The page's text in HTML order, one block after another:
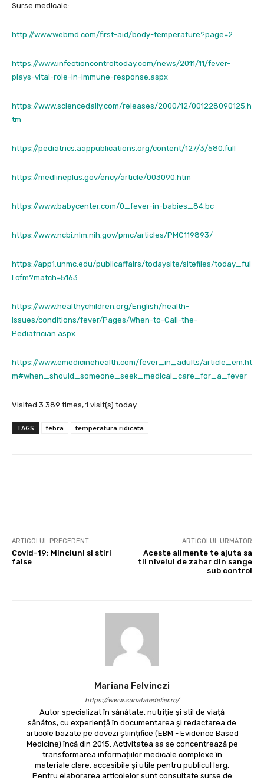
Surse medicale:
http://www.webmd.com/first-aid/body-temperature?page=2
https://www.infectioncontroltoday.com/news/2011/11/fever-
plays-vital-role-in-immune-response.aspx
https://www.sciencedaily.com/releases/2000/12/001228090125.h
tm
https://pediatrics.aappublications.org/content/127/3/580.full
https://medlineplus.gov/ency/article/003090.htm
https://www.babycenter.com/0_fever-in-babies_84.bc
https://www.ncbi.nlm.nih.gov/pmc/articles/PMC119893/
https://app1.unmc.edu/publicaffairs/todaysite/sitefiles/today_ful
l.cfm?match=5163
https://www.healthychildren.org/English/health-
issues/conditions/fever/Pages/When-to-Call-the-
Pediatrician.aspx
https://www.emedicinehealth.com/fever_in_adults/article_em.ht
m#when_should_someone_seek_medical_care_for_a_fever
Visited 3.389 times, 1 visit(s) today
TAGS febra temperatura ridicata
ARTICOLUL PRECEDENT
Covid-19: Minciuni si stiri
false
ARTICOLUL URMĂTOR
Aceste alimente te ajuta sa
tii nivelul de zahar din sange
sub control
Mariana Felvinczi
https://www.sanatatedefier.ro/
Autor specializat în sănătate, nutriție și stil de viață
sănătos, cu experiență în documentarea și redactarea de
articole bazate pe dovezi științifice (EBM - Evidence Based
Medicine) încă din 2015. Activitatea sa se concentrează pe
transformarea informațiilor medicale complexe în
materiale clare, accesibile și utile pentru publicul larg.
Pentru elaborarea articolelor sunt consultate surse de